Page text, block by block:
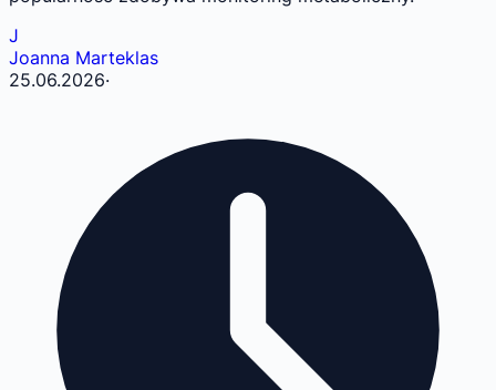
J
Joanna Marteklas
25.06.2026·